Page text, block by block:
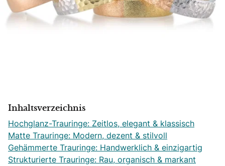
Inhaltsverzeichnis
Hochglanz-Trauringe: Zeitlos, elegant & klassisch
Matte Trauringe: Modern, dezent & stilvoll
Gehämmerte Trauringe: Handwerklich & einzigartig
Strukturierte Trauringe: Rau, organisch & markant